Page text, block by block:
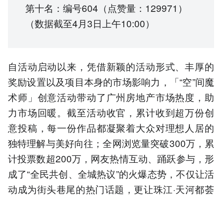
第十名：编号604（点赞量：129971）
（数据截至4月3日上午10:00）
自活动启动以来，凭借新颖的活动形式、丰厚的
奖励设置以及项目本身的市场影响力，「“空”间魔
术师」创意活动带动了广州房地产市场热度，助
力市场回暖。截至活动收官，累计收到超万份创
意投稿，每一份作品都凝聚着大众对理想人居的
独特理解与美好向往；全网浏览量突破300万，累
计投票数超200万，网友热情互动、踊跃参与，形
成了“全民共创、全城热议”的火爆态势，不仅让活
动成为街头巷尾的热门话题，更让珠江·天河都荟